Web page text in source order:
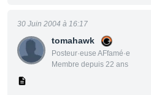
tomahawk
Posteur·euse AFfamé·e
Membre depuis 22 ans
30 Juin 2004 à 16:17